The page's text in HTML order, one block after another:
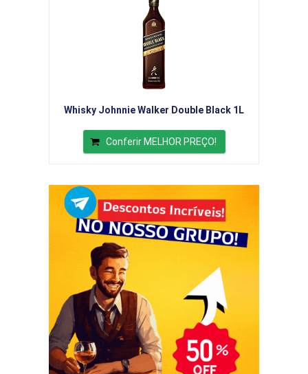
Whisky Johnnie Walker Double Black 1L
Conferir MELHOR PREÇO!